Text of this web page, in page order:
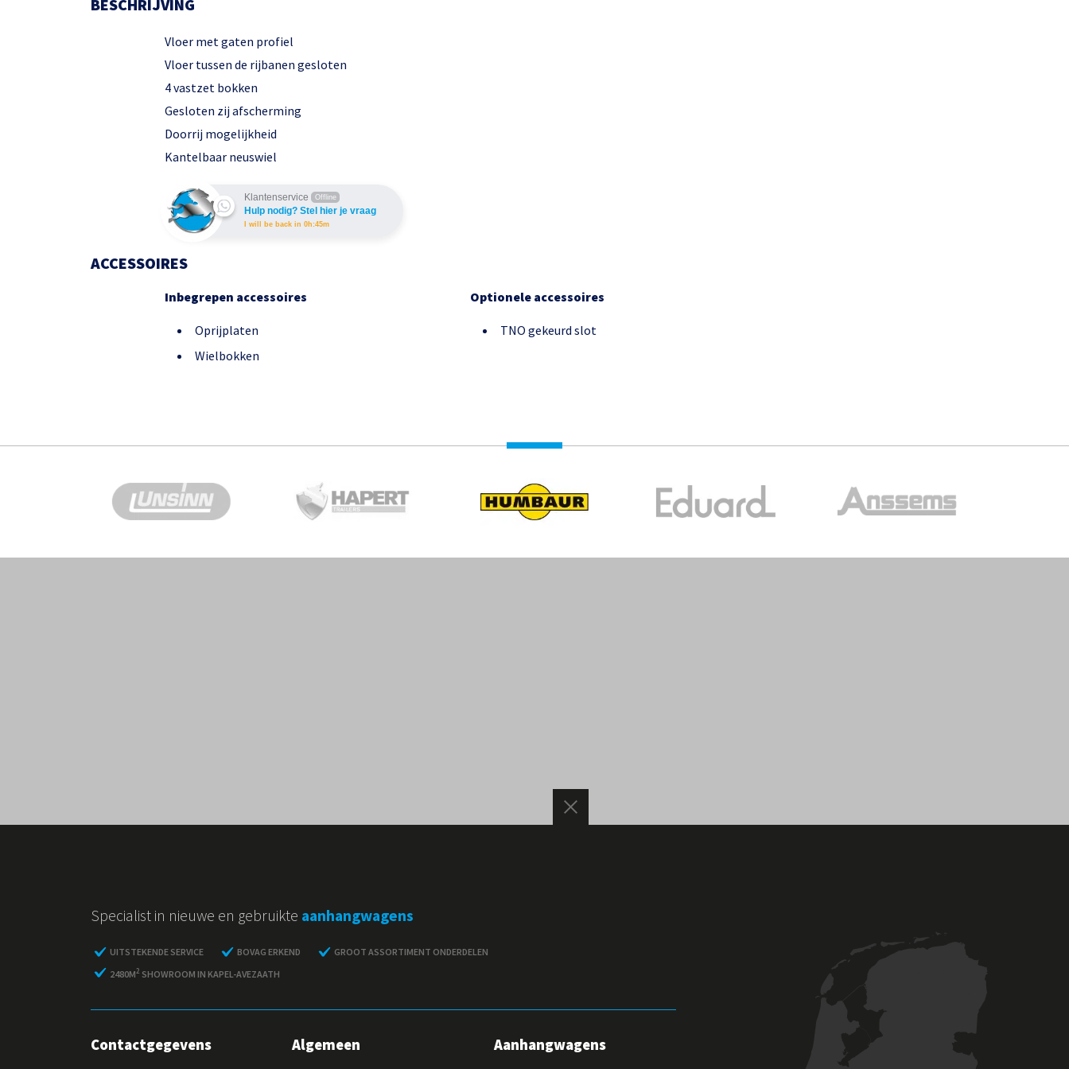
BESCHRIJVING
Vloer met gaten profiel
Vloer tussen de rijbanen gesloten
4 vastzet bokken
Gesloten zij afscherming
Doorrij mogelijkheid
Kantelbaar neuswiel
Klantenservice Offline
Hulp nodig? Stel hier je vraag
I will be back in 0h:45m
ACCESSOIRES
Inbegrepen accessoires
Oprijplaten
Wielbokken
Optionele accessoires
TNO gekeurd slot
Specialist in nieuwe en gebruikte aanhangwagens
UITSTEKENDE SERVICE BOVAG ERKEND
GROOT ASSORTIMENT ONDERDELEN
2480M2 SHOWROOM IN KAPEL-AVEZAATH
Contactgegevens Algemeen Aanhangwagens